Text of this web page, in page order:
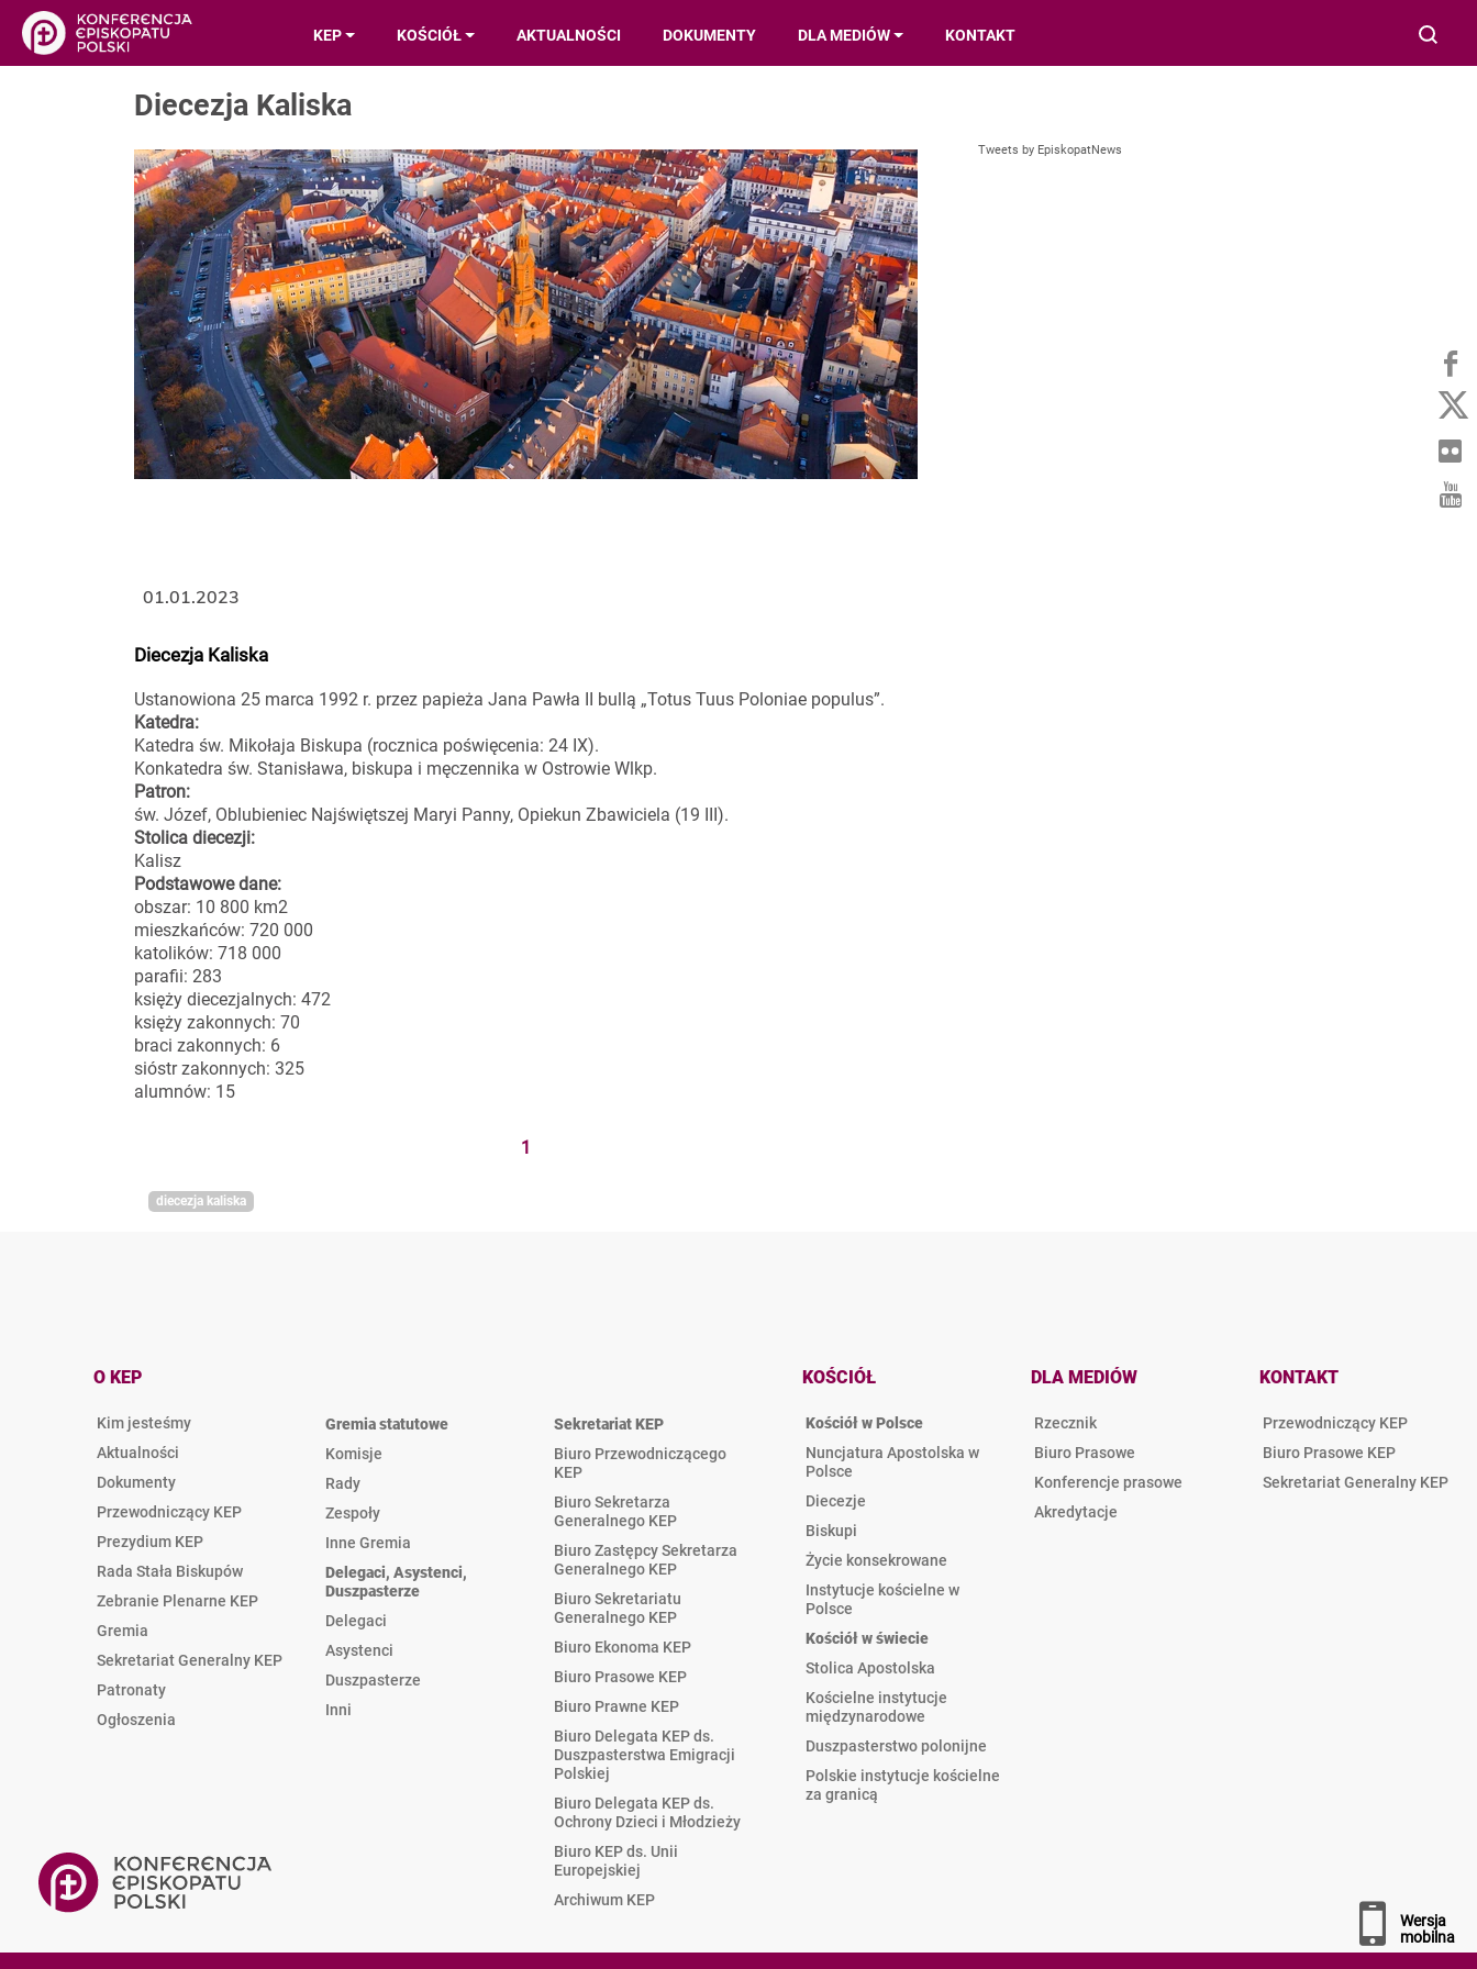
KEP KOŚCIÓŁ AKTUALNOŚCI DOKUMENTY DLA MEDIÓW KONTAKT
Diecezja Kaliska
Diecezja Kaliska
Ustanowiona 25 marca 1992 r. przez papieża Jana Pawła II bullą „Totus Tuus Poloniae populus”.
Katedra:
Katedra św. Mikołaja Biskupa (rocznica poświęcenia: 24 IX).
Konkatedra św. Stanisława, biskupa i męczennika w Ostrowie Wlkp.
Patron:
św. Józef, Oblubieniec Najświętszej Maryi Panny, Opiekun Zbawiciela (19 III).
Stolica diecezji:
Kalisz
Podstawowe dane:
obszar: 10 800 km2
mieszkańców: 720 000
katolików: 718 000
parafii: 283
księży diecezjalnych: 472
księży zakonnych: 70
braci zakonnych: 6
sióstr zakonnych: 325
alumnów: 15
1
01.01.2023
diecezja kaliska
Tweets by EpiskopatNews
O KEP
Kim jesteśmy
Aktualności
Dokumenty
Przewodniczący KEP
Prezydium KEP
Rada Stała Biskupów
Zebranie Plenarne KEP
Gremia
Sekretariat Generalny KEP
Patronaty
Ogłoszenia
Gremia statutowe
Komisje
Rady
Zespoły
Inne Gremia
Delegaci, Asystenci,
Duszpasterze
Delegaci
Asystenci
Duszpasterze
Inni
Sekretariat KEP
Biuro Przewodniczącego
KEP
Biuro Sekretarza
Generalnego KEP
Biuro Zastępcy Sekretarza
Generalnego KEP
Biuro Sekretariatu
Generalnego KEP
Biuro Ekonoma KEP
Biuro Prasowe KEP
Biuro Prawne KEP
Biuro Delegata KEP ds.
Duszpasterstwa Emigracji
Polskiej
Biuro Delegata KEP ds.
Ochrony Dzieci i Młodzieży
Biuro KEP ds. Unii
Europejskiej
Archiwum KEP
KOŚCIÓŁ
Kościół w Polsce
Nuncjatura Apostolska w
Polsce
Diecezje
Biskupi
Życie konsekrowane
Instytucje kościelne w
Polsce
Kościół w świecie
Stolica Apostolska
Kościelne instytucje
międzynarodowe
Duszpasterstwo polonijne
Polskie instytucje kościelne
za granicą
DLA MEDIÓW
Rzecznik
Biuro Prasowe
Konferencje prasowe
Akredytacje
KONTAKT
Przewodniczący KEP
Biuro Prasowe KEP
Sekretariat Generalny KEP
wersja
mobilna